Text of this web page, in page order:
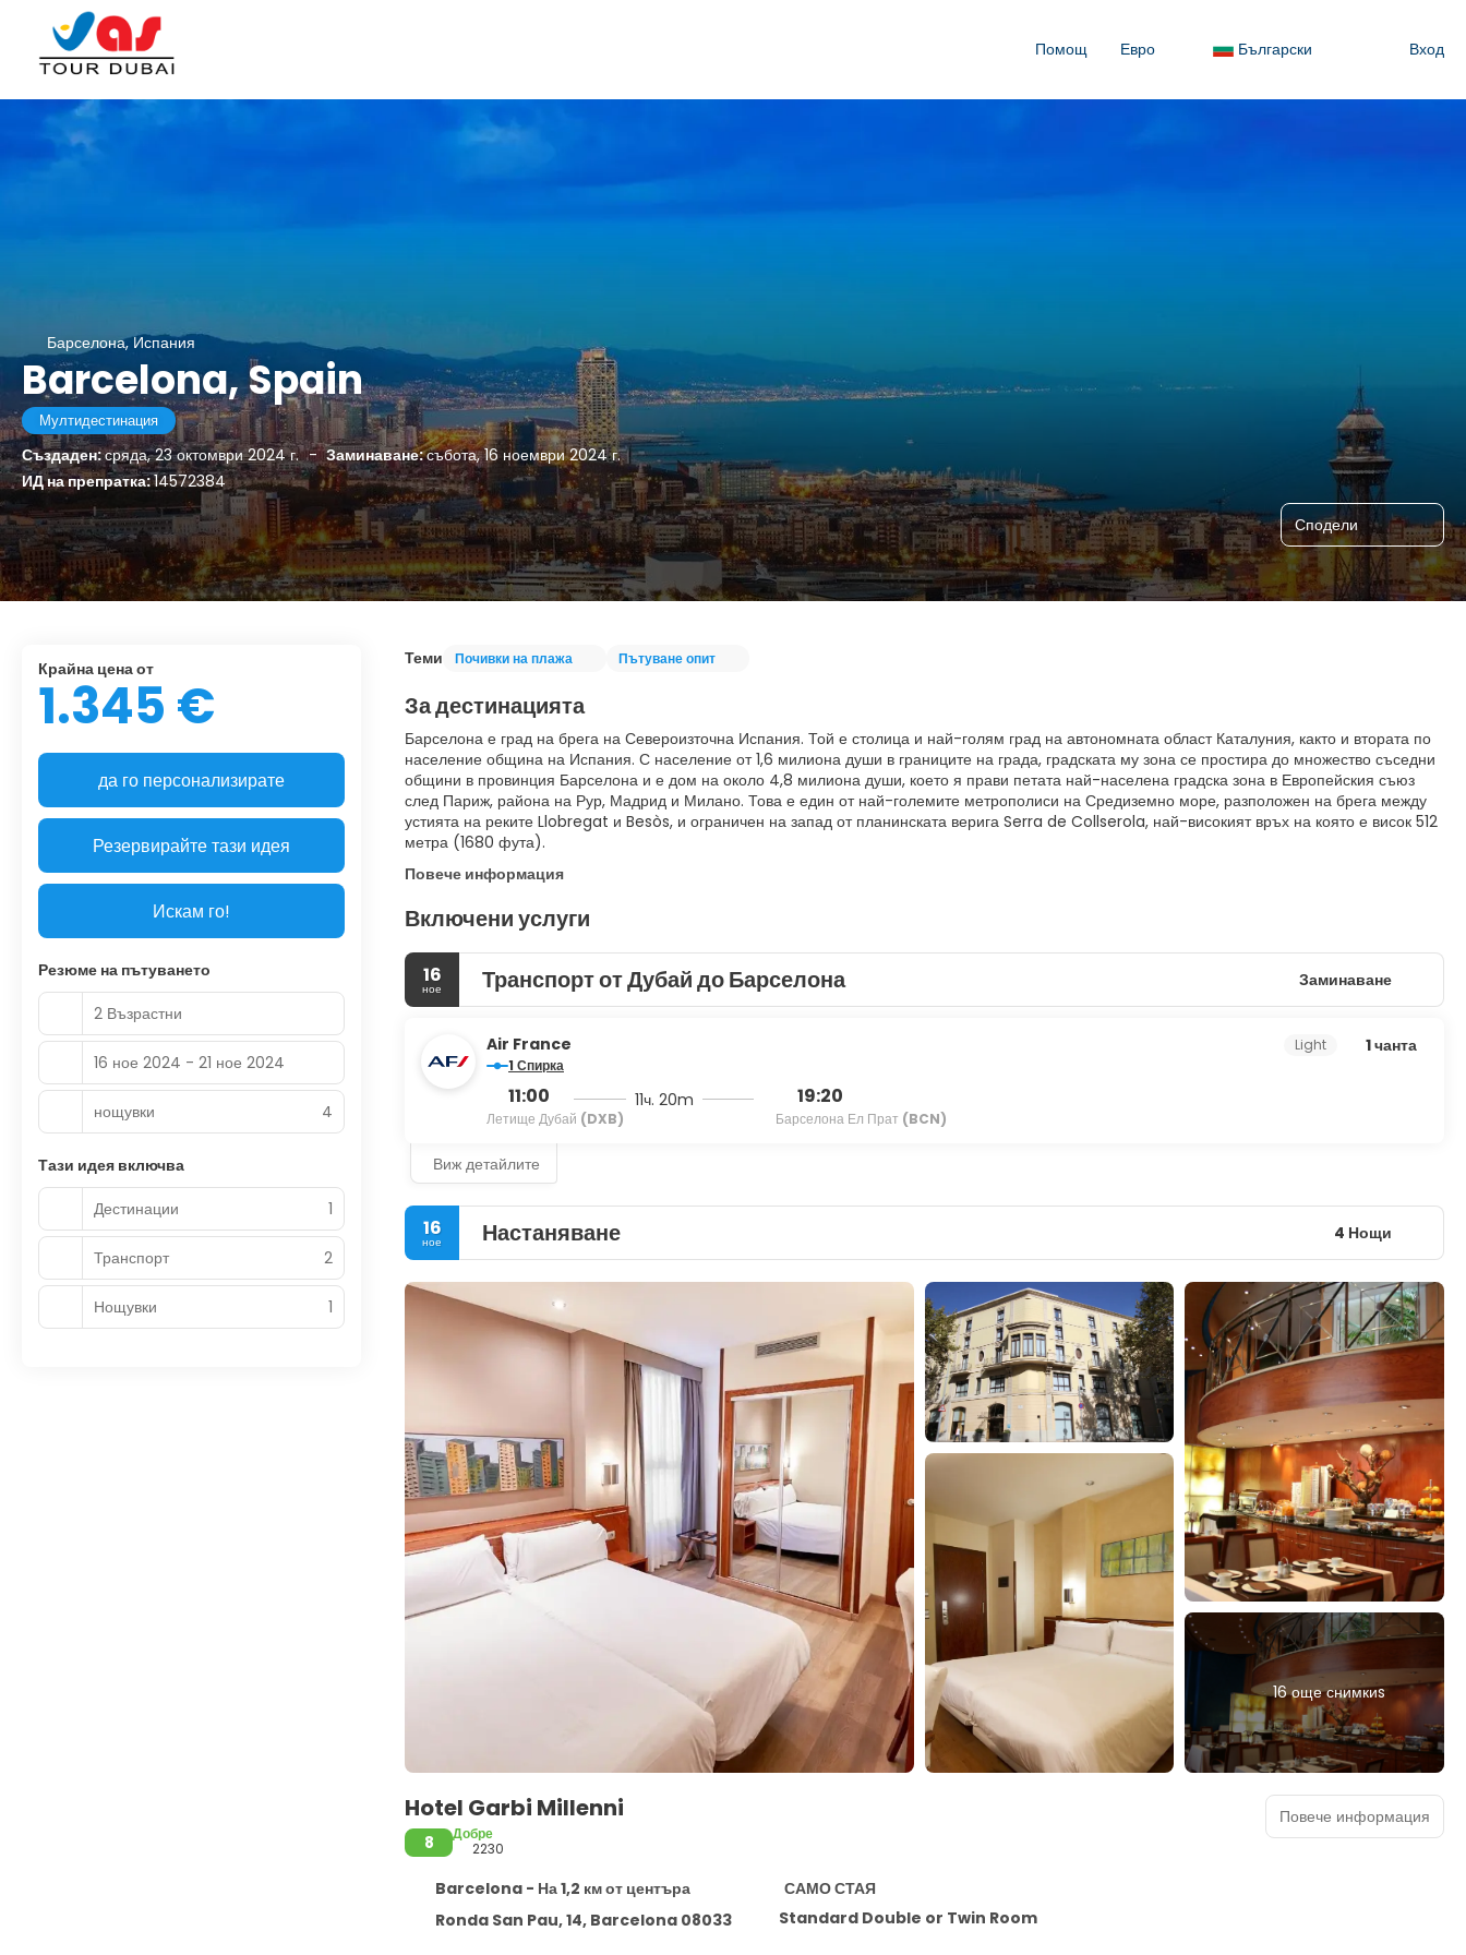
Помощ Евро Български Вход
Барселона, Испания
Barcelona, Spain
Мултидестинация
Създаден:сряда, 23 октомври 2024 г. - Заминаване:събота, 16 ноември 2024 г.
ИД на препратка:14572384
Сподели
Теми Почивки на плажа Пътуване опит
За дестинацията
Барселона е град на брега на Североизточна Испания. Той е столица и най-голям град на автономната област Каталуния, както и втората по
население община на Испания. С население от 1,6 милиона души в границите на града, градската му зона се простира до множество съседни
общини в провинция Барселона и е дом на около 4,8 милиона души, което я прави петата най-населена градска зона в Европейския съюз
след Париж, района на Рур, Мадрид и Милано. Това е един от най-големите метрополиси на Средиземно море, разположен на брега между
устията на реките Llobregat и Besòs, и ограничен на запад от планинската верига Serra de Collserola, най-високият връх на която е висок 512
метра (1680 фута).
Повече информация
Включени услуги
16
ное Транспорт от Дубай до Барселона Заминаване
Air France
1 Спирка
11:00
Летище Дубай (DXB)
11ч. 20m 19:20
Барселона Ел Прат (BCN)
Light 1 чанта
Виж детайлите
16
ное Настаняване 4 Нощи
16 още снимкиs
Hotel Garbi Millenni
8
Добре
2230
Barcelona - На 1,2 км от центъра
САМО СТАЯ
Ronda San Pau, 14, Barcelona 08033
Standard Double or Twin Room
Повече информация
Крайна цена от
1.345 €
да го персонализирате
Резервирайте тази идея
Искам го!
Резюме на пътуването
2 Възрастни
16 ное 2024 - 21 ное 2024
нощувки 4
Тази идея включва
Дестинации
1
Транспорт 2
Нощувки 1